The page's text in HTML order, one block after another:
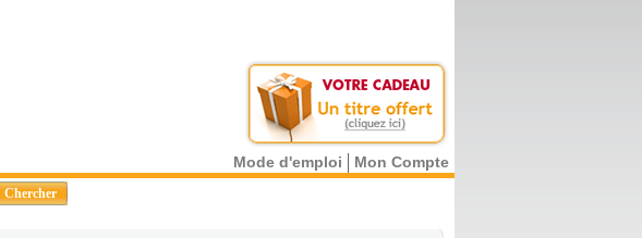
Mode d'emploi Mon Compte